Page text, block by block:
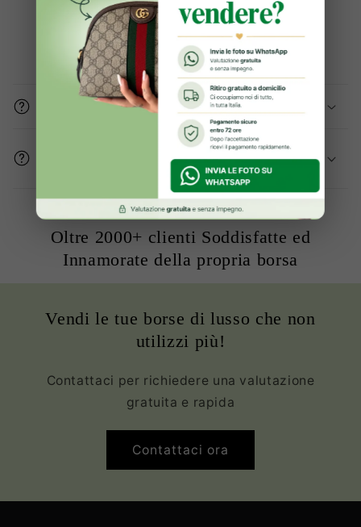
Domande frequenti
Gli articoli sono originali?
Come mi assicurate che le condizioni del
prodotto sono buone?
Oltre 2000+ clienti Soddisfatte ed
Innamorate della propria borsa
Vendi le tue borse di lusso che non
utilizzi più!
Contattaci per richiedere una valutazione
gratuita e rapida
Contattaci ora